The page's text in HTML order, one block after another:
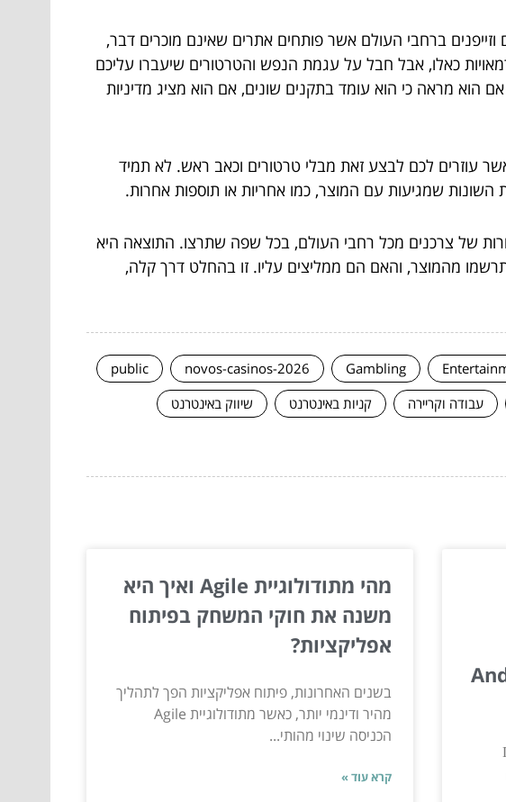
ברחבי העולם אשר פותחים אתרים שאינם מוכרים דבר,
כאלו, אבל חבל על עגמת הנפש והטרטורים שיעברו עליכם
הוא מראה כי הוא עומד בתקנים שונים, אם הוא מציג מדיניות
עוזרים לכם לבצע זאת מבלי טרטורים וכאב ראש. לא תמיד
שמגיעות עם המוצר, כמו אחריות או תוספות אחרות.
של צרכנים מכל רחבי העולם, בכל שפה שתרצו. התוצאה היא
מהמוצר, והאם הם ממליצים עליו. זו בהחלט דרך קלה,
Gambling
novos-casinos-2026
public
עבודה וקריירה קניות באינטרנט
שיווק באינטרנט
מהי מתודולוגיית Agile ואיך היא
משנה את חוקי המשחק בפיתוח
אפליקציות?
בשנים האחרונות, פיתוח אפליקציות הפך לתהליך
מהיר ודינמי יותר, כאשר מתודולוגיית Agile
הכניסה שינוי מהותי...
קרא עוד »